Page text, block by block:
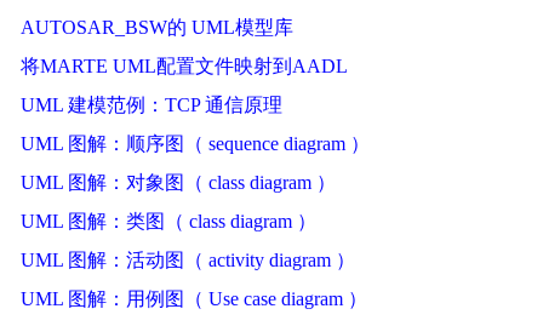
AUTOSAR_BSW的 UML模型库
将MARTE UML配置文件映射到AADL
UML 建模范例：TCP 通信原理
UML 图解：顺序图（ sequence diagram ）
UML 图解：对象图（ class diagram ）
UML 图解：类图（ class diagram ）
UML 图解：活动图（ activity diagram ）
UML 图解：用例图（ Use case diagram ）